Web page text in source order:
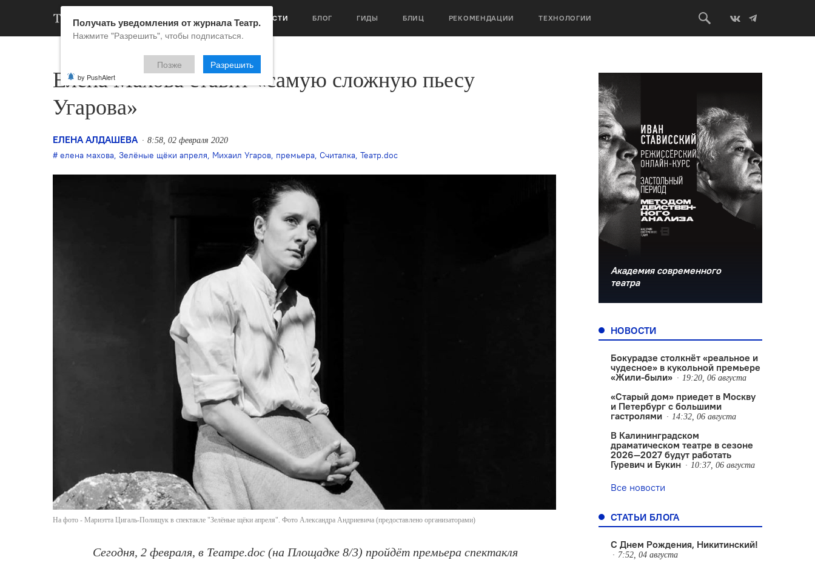
НОВОСТИ БЛОГ ГИДЫ БЛИЦ РЕКОМЕНДАЦИИ ТЕХНОЛОГИИ
Елена Махова ставит «самую сложную пьесу
Угарова»
ЕЛЕНА АЛДАШЕВА 8:58, 02 февраля 2020
елена махова, Зелёные щёки апреля, Михаил Угаров, премьера, Считалка, Театр.doc
На фото - Мариэтта Цигаль-Полищук в спектакле "Зелёные щёки апреля". Фото Александра Андриевича (предоставлено организаторами)
Сегодня, 2 февраля, в Театре.doc (на Площадке 8/3) пройдёт премьера спектакля
Академия современного
театра
НОВОСТИ
Бокурадзе столкнëт «реальное и
чудесное» в кукольной премьере
«Жили-были»
19:20, 06 августа
«Старый дом» приедет в Москву
и Петербург с большими
гастролями
14:32, 06 августа
В Калининградском
драматическом театре в сезоне
2026—2027 будут работать
Гуревич и Букин
10:37, 06 августа
Все новости
СТАТЬИ БЛОГА
С Днем Рождения, Никитинский!
7:52, 04 августа
Получать уведомления от журнала Театр.
Нажмите "Разрешить", чтобы подписаться.
Позже Разрешить
by PushAlert